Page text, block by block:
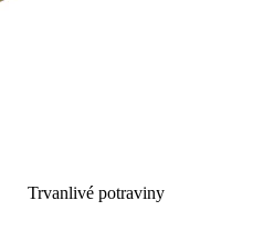
Trvanlivé potraviny